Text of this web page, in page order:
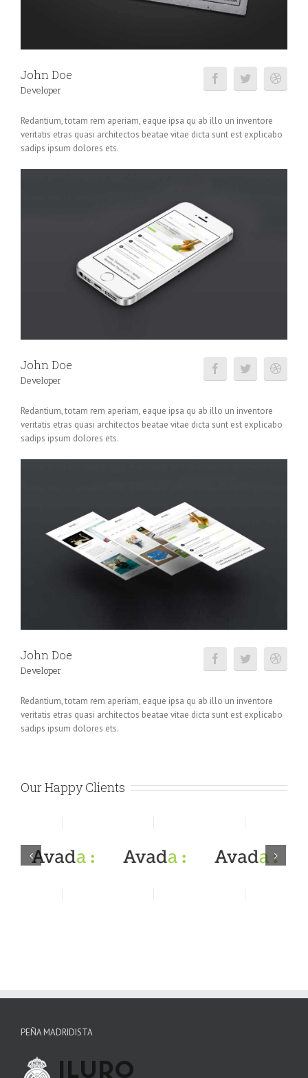
John Doe
Developer
Redantium, totam rem aperiam, eaque ipsa qu ab illo un inventore
veritatis etras quasi architectos beatae vitae dicta sunt est explicabo
sadips ipsum dolores ets.
John Doe
Developer
Redantium, totam rem aperiam, eaque ipsa qu ab illo un inventore
veritatis etras quasi architectos beatae vitae dicta sunt est explicabo
sadips ipsum dolores ets.
John Doe
Developer
Redantium, totam rem aperiam, eaque ipsa qu ab illo un inventore
veritatis etras quasi architectos beatae vitae dicta sunt est explicabo
sadips ipsum dolores ets.
Our Happy Clients
PEÑA MADRIDISTA